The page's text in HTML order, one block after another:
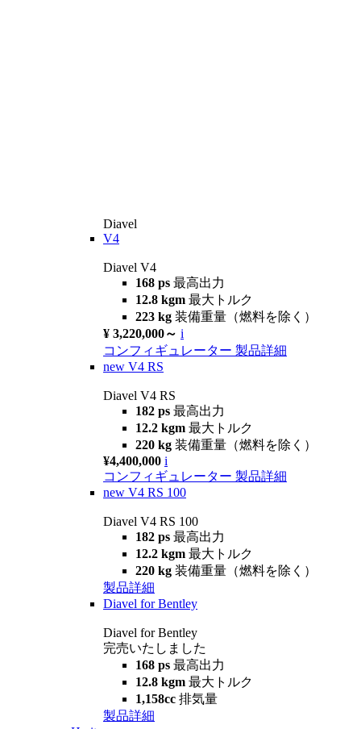
Diavel
V4
Diavel V4
168 ps 最高出力
12.8 kgm 最大トルク
223 kg 装備重量（燃料を除く）
¥ 3,220,000～ i
コンフィギュレーター 製品詳細
new V4 RS
Diavel V4 RS
182 ps 最高出力
12.2 kgm 最大トルク
220 kg 装備重量（燃料を除く）
¥4,400,000 i
コンフィギュレーター 製品詳細
new V4 RS 100
Diavel V4 RS 100
182 ps 最高出力
12.2 kgm 最大トルク
220 kg 装備重量（燃料を除く）
製品詳細
Diavel for Bentley
Diavel for Bentley
完売いたしました
168 ps 最高出力
12.8 kgm 最大トルク
1,158cc 排気量
製品詳細